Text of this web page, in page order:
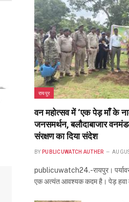
रायपुर
वन महोत्सव में ‘एक पेड़ माँ के
जनसमर्थन, बलौदाबाजार
संरक्षण का दिया संदेश
BY PUBLICUWATCH AUTHER
publicuwatch24.-रायपुर।
एक अत्यंत आवश्यक कदम है। पेड़ हवा